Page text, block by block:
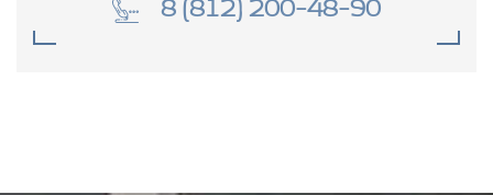
8 (812) 200-48-90